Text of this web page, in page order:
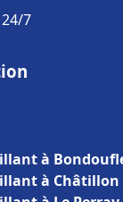
7
à
à Châtillon